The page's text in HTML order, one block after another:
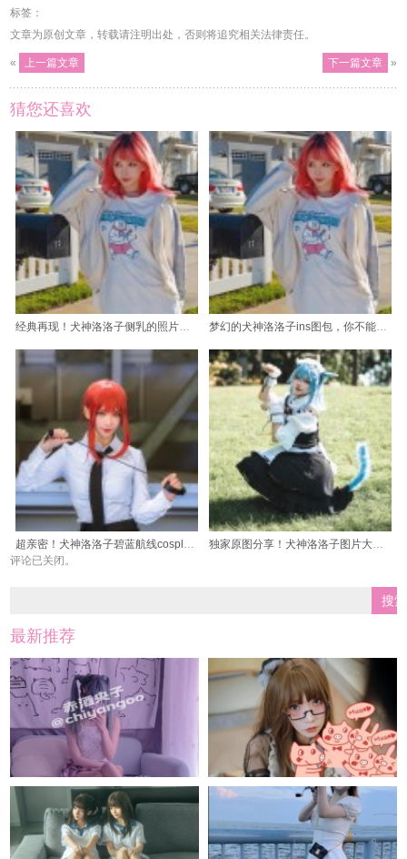
标签：
文章为原创文章，转载请注明出处，否则将追究相关法律责任。
« 上一篇文章 下一篇文章 »
猜您还喜欢
评论已关闭。
最新推荐